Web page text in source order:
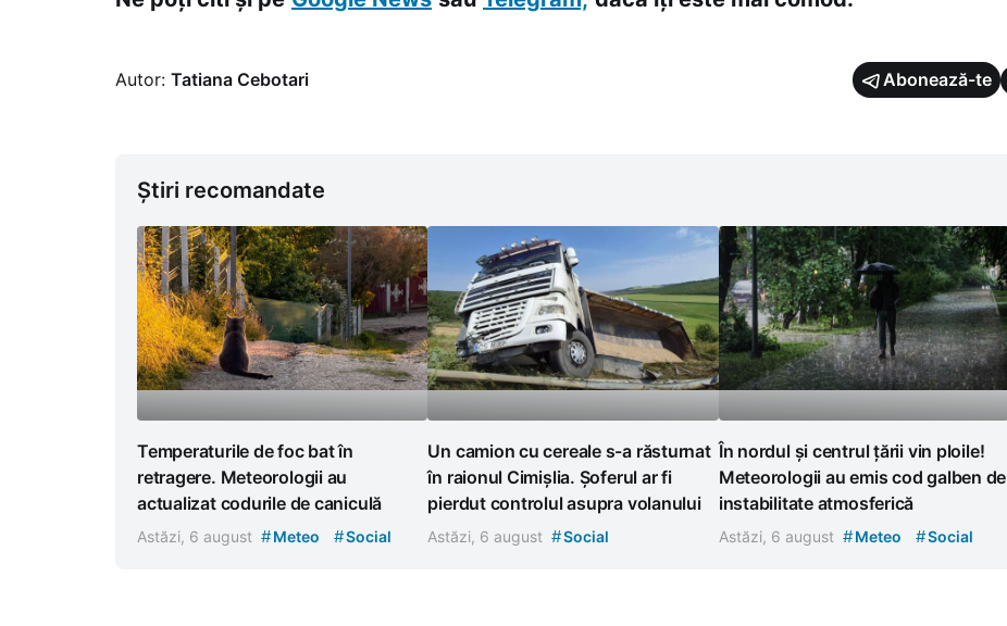
Autor: Tatiana Cebotari Abonează-te
Știri recomandate
Temperaturile de foc bat în
retragere. Meteorologii au
actualizat codurile de caniculă
Astăzi, 6 august #Meteo #Social
Un camion cu cereale s-a răsturnat
în raionul Cimișlia. Șoferul ar fi
pierdut controlul asupra volanului
Astăzi, 6 august #Social
În nordul și centrul țării vin ploile!
Meteorologii au emis cod galben de
instabilitate atmosferică
Astăzi, 6 august #Meteo #Social